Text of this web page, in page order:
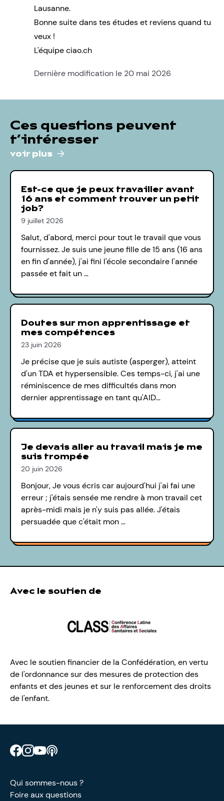
Lausanne.
Bonne suite dans tes études et reviens quand tu
veux !
L'équipe ciao.ch
Dernière modification le 20 mai 2026
Ces questions peuvent
t’intéresser
voir plus
Est-ce que je peux travailler avant
16 ans et comment trouver un petit
job?
9 juillet 2026
Salut, d'abord, merci pour tout le travail que vous
fournissez. Je suis une jeune fille de 15 ans (16 ans
en fin d'année), j'ai fini l'école secondaire l'année
passée et fait un …
Doutes sur mon apprentissage et
mes compétences
23 juin 2026
Je précise que je suis autiste (asperger), atteint
d'un TDA et hypersensible. Ces temps-ci, j'ai une
réminiscence de mes difficultés dans mon
dernier apprentissage en tant qu'AID…
Je devais aller au travail mais je me
suis trompée
20 juin 2026
Bonjour, Je vous écris car aujourd'hui j'ai fai une
erreur ; j'étais sensée me rendre à mon travail cet
après-midi mais je n'y suis pas allée. J'étais
persuadée que c'était mon …
Avec le soutien de
Avec le soutien financier de la Confédération, en vertu
de l'ordonnance sur des mesures de protection des
enfants et des jeunes et sur le renforcement des droits
de l'enfant.
Retrouve CIAO sur Facebook
Retrouve CIAO sur Instagram
Retrouve CIAO sur YouTube
Qui sommes-nous ?
Foire aux questions